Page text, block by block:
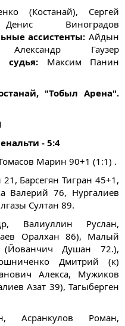
(Костанай), Сергей
Виноградов
ассистенты: Айдын
Гаузер
судья: Максим Панин
"Тобыл Арена".
- 5:4
Марин 90+1 (1:1) .
21, Барсегян Тигран 45+1,
Валерий 76, Нургалиев
Султан 89.
Валиуллин Руслан,
Оралхан 86), Малый
Душан 72.),
Дмитрий (к)
Алекса, Мужиков
Азат 39), Тагыберген
Асранкулов Роман,